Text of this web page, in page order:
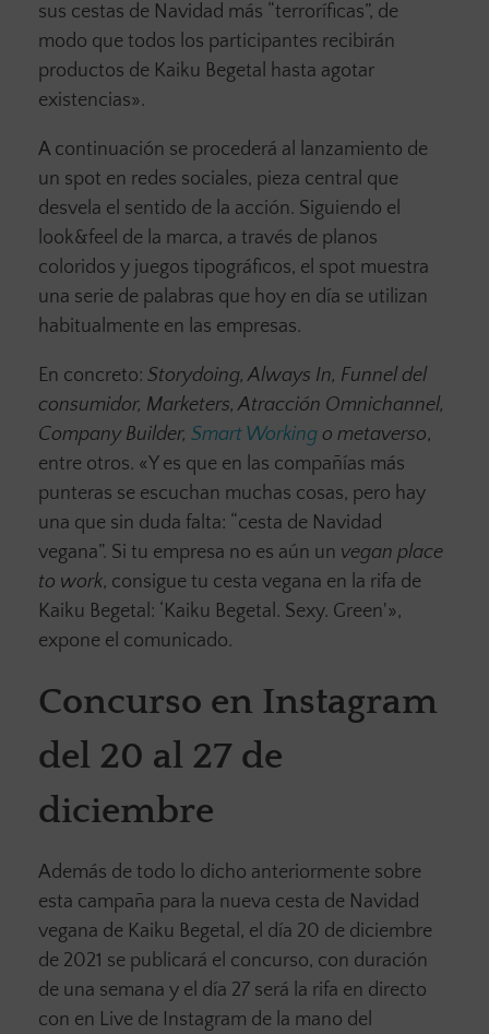
sus cestas de Navidad más “terroríficas”, de
modo que todos los participantes recibirán
productos de Kaiku Begetal hasta agotar
existencias».
A continuación se procederá al lanzamiento de
un spot en redes sociales, pieza central que
desvela el sentido de la acción. Siguiendo el
look&feel de la marca, a través de planos
coloridos y juegos tipográficos, el spot muestra
una serie de palabras que hoy en día se utilizan
habitualmente en las empresas.
En concreto: Storydoing, Always In, Funnel del
consumidor, Marketers, Atracción Omnichannel,
Company Builder, Smart Working o metaverso,
entre otros. «Y es que en las compañías más
punteras se escuchan muchas cosas, pero hay
una que sin duda falta: “cesta de Navidad
vegana”. Si tu empresa no es aún un vegan place
to work, consigue tu cesta vegana en la rifa de
Kaiku Begetal: ‘Kaiku Begetal. Sexy. Green'»,
expone el comunicado.
Concurso en Instagram
del 20 al 27 de
diciembre
Además de todo lo dicho anteriormente sobre
esta campaña para la nueva cesta de Navidad
vegana de Kaiku Begetal, el día 20 de diciembre
de 2021 se publicará el concurso, con duración
de una semana y el día 27 será la rifa en directo
con en Live de Instagram de la mano del